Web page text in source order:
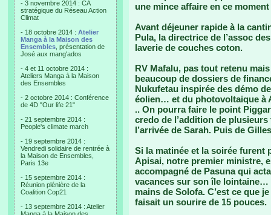
- 3 novembre 2014 : CA
stratégique du Réseau Action
Climat
- 18 octobre 2014 : Atelier
Manga à la Maison des
Ensembles , présentation de
José aux mang'ados
- 4 et 11 octobre 2014 :
Ateliers Manga à la Maison
des Ensembles
- 2 octobre 2014 : Conférence
de 4D "Our life 21"
- 21 septembre 2014 :
People's climate march
- 19 septembre 2014 :
Vendredi solidaire de rentrée à
la Maison de Ensembles,
Paris 13e
- 15 septembre 2014 :
Réunion plénière de la
Coalition Cop21
- 13 septembre 2014 : Atelier
une mince affaire en ce moment
Avant déjeuner rapide à la
Pula, la directrice de l’assoc
laverie de couches coton.
RV Mafalu, pas tout retenu
beaucoup de dossiers de
Nukufetau inspirée des démo
éolien… et du photovoltaique à
.. On pourra faire le point
credo de l’addition de
l’arrivée de Sarah. Puis de
Si la matinée et la soirée furent
Apisai, notre premier ministre,
accompagné de Pasuna qui
vacances sur son île lointaine…
mains de Solofa. C’est ce que
faisait un sourire de 15 pouces.